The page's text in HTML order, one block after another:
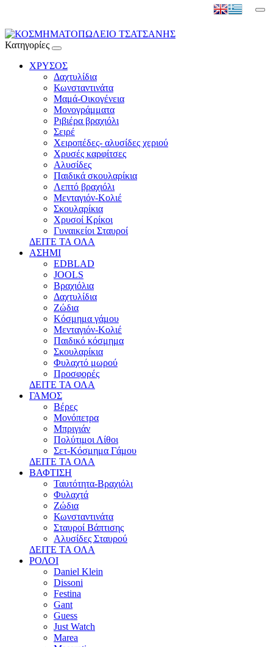
Κατηγορίες
ΧΡΥΣΟΣ
Δαχτυλίδια
Κωνσταντινάτα
Μαμά-Οικογένεια
Μονογράμματα
Ριβιέρα βραχιόλι
Σειρέ
Χειροπέδες- αλυσίδες χεριού
Χρυσές καρφίτσες
Αλυσίδες
Παιδικά σκουλαρίκια
Λεπτό βραχιόλι
Μενταγιόν-Κολιέ
Σκουλαρίκια
Χρυσοί Κρίκοι
Γυναικείοι Σταυροί
ΔΕΙΤΕ ΤΑ ΟΛΑ
ΑΣΗΜΙ
EDBLAD
JOOLS
Βραχιόλια
Δαχτυλίδια
Ζώδια
Κόσμημα γάμου
Μενταγιόν-Κολιέ
Παιδικό κόσμημα
Σκουλαρίκια
Φυλαχτό μωρού
Προσφορές
ΔΕΙΤΕ ΤΑ ΟΛΑ
ΓΑΜΟΣ
Βέρες
Μονόπετρα
Μπριγιάν
Πολύτιμοι Λίθοι
Σετ-Κόσμημα Γάμου
ΔΕΙΤΕ ΤΑ ΟΛΑ
ΒΑΦΤΙΣΗ
Ταυτότητα-Βραχιόλι
Φυλαχτά
Ζώδια
Κωνσταντινάτα
Σταυροί Βάπτισης
Αλυσίδες Σταυρού
ΔΕΙΤΕ ΤΑ ΟΛΑ
ΡΟΛΟΙ
Daniel Klein
Dissoni
Festina
Gant
Guess
Just Watch
Marea